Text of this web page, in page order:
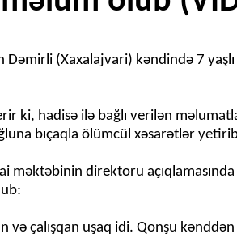
Dəmirli (Xaxalajvari) kəndində 7
ki, hadisə ilə bağlı verilən
bıçaqla ölümcül xəsarətlər
məktəbinin direktoru
və çalışqan uşaq idi. Qonşu